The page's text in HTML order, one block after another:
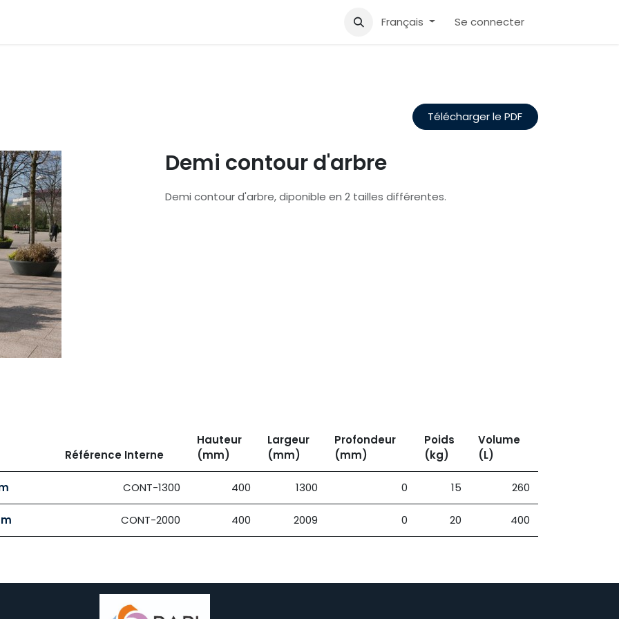
AideFrançais Se connecter
Télécharger le PDF
Demi contour d'arbre
Demi contour d'arbre, diponible en 2 tailles différentes.
Référence Interne
Hauteur
(mm)
Largeur
(mm)
Profondeur
(mm)
Poids
(kg)
Volume
(L)
CONT-1300 400 1300 0 15 260
CONT-2000 400 2009 0 20 400